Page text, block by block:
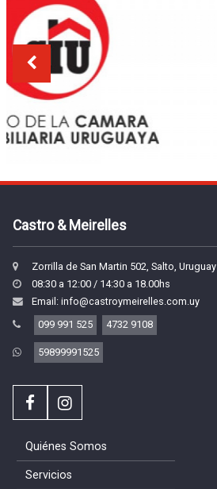
Castro & Meirelles
Zorrilla de San Martin 502, Salto, Uruguay
08:30 a 12:00 / 14:30 a 18.00hs
Email: info@castroymeirelles.com.uy
099 991 525
4732 9108
59899991525
Quiénes Somos
Servicios